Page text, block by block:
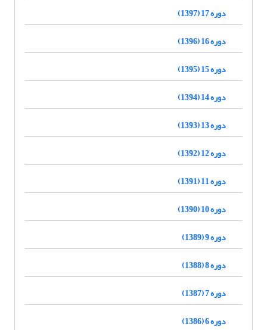
دوره 17 (1397)
دوره 16 (1396)
دوره 15 (1395)
دوره 14 (1394)
دوره 13 (1393)
دوره 12 (1392)
دوره 11 (1391)
دوره 10 (1390)
دوره 9 (1389)
دوره 8 (1388)
دوره 7 (1387)
دوره 6 (1386)